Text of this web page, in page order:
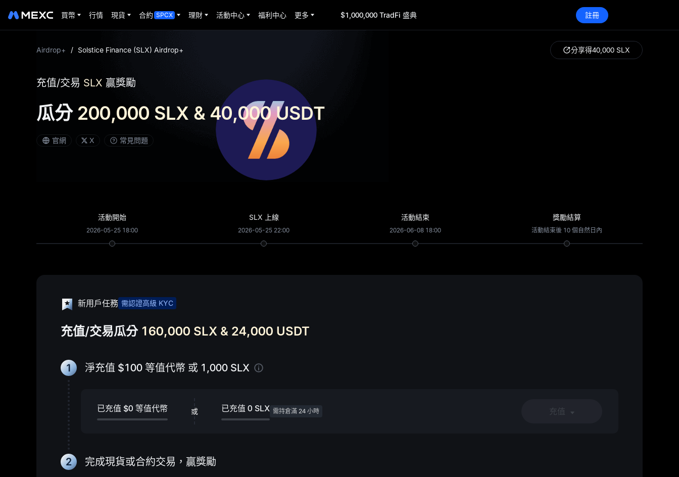
買幣 行情 現貨 合約 SPCX 理財 活動中心 福利中心 更多 $1,000,000 TradFi 盛典 註冊
分享得40,000 SLX
Airdrop+ / Solstice Finance (SLX) Airdrop+
充值/交易 SLX 贏獎勵
瓜分 200,000 SLX & 40,000 USDT
官網 X 常見問題
活動開始
2026-05-25 18:00
SLX 上線
2026-05-25 22:00
活動結束
2026-06-08 18:00
獎勵結算
活動結束後 10 個自然日內
新用戶任務 需認證高級 KYC
充值/交易瓜分 160,000 SLX & 24,000 USDT
1 淨充值 $100 等值代幣 或 1,000 SLX
已充值 $0 等值代幣 或 已充值 0 SLX 需持倉滿 24 小時 充值
2 完成現貨或合約交易，贏獎勵